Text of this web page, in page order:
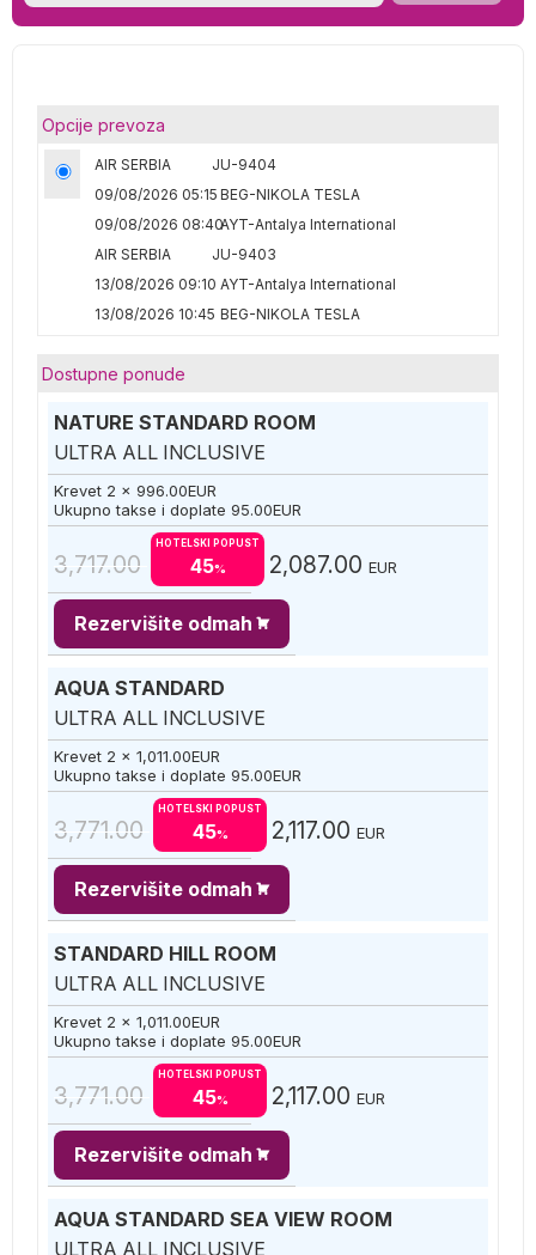
Opcije prevoza
AIR SERBIA
JU-9404
09/08/2026 05:15 BEG-NIKOLA TESLA
09/08/2026 08:40AYT-Antalya International
AIR SERBIA
JU-9403
13/08/2026 09:10 AYT-Antalya International
13/08/2026 10:45 BEG-NIKOLA TESLA
Dostupne ponude
NATURE STANDARD ROOM
ULTRA ALL INCLUSIVE
Krevet 2 x 996.00EUR
Ukupno takse i doplate 95.00EUR
3,717.00
HOTELSKI POPUST
45% 2,087.00 EUR
Rezervišite odmah
AQUA STANDARD
ULTRA ALL INCLUSIVE
Krevet 2 x 1,011.00EUR
Ukupno takse i doplate 95.00EUR
3,771.00
HOTELSKI POPUST
45% 2,117.00 EUR
Rezervišite odmah
STANDARD HILL ROOM
ULTRA ALL INCLUSIVE
Krevet 2 x 1,011.00EUR
Ukupno takse i doplate 95.00EUR
3,771.00
HOTELSKI POPUST
45% 2,117.00 EUR
Rezervišite odmah
AQUA STANDARD SEA VIEW ROOM
ULTRA ALL INCLUSIVE